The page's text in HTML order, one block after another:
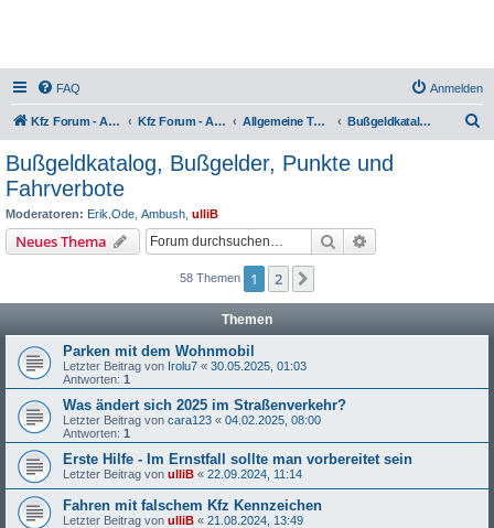
FAQ Anmelden
Kfz Forum - Auto, Motorrad und LKW Kfz Forum - Auto, Motorrad und LKW Allgemeine Themen rund ums Kfz Bußgeldkatalog, Bußgelder, Punkte und Fahrverbote
Bußgeldkatalog, Bußgelder, Punkte und
Fahrverbote
Moderatoren: Erik.Ode Ambush ulliB
Neues Thema Suche
58 Themen 1 2
Themen
Parken mit dem Wohnmobil
Letzter Beitrag von Irolu7 « 30.05.2025, 01:03
Antworten: 1
Was ändert sich 2025 im Straßenverkehr?
Letzter Beitrag von cara123 « 04.02.2025, 08:00
Antworten: 1
Erste Hilfe - Im Ernstfall sollte man vorbereitet sein
Letzter Beitrag von ulliB « 22.09.2024, 11:14
Fahren mit falschem Kfz Kennzeichen
Letzter Beitrag von ulliB « 21.08.2024, 13:49